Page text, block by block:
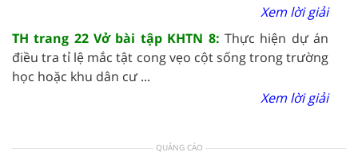
Xem lời giải
TH trang 22 Vở bài tập KHTN 8: Thực hiện dự án
điều tra tỉ lệ mắc tật cong vẹo cột sống trong trường
học hoặc khu dân cư ...
Xem lời giải
QUẢNG CÁO